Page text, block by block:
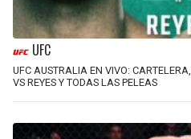
UFC
UFC AUSTRALIA EN VIVO:
VS REYES Y TODAS LAS PELEAS